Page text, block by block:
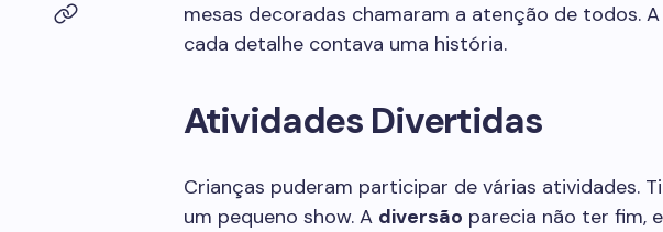
mesas decoradas chamaram a atenção de todos.
cada detalhe contava uma história.
Atividades Divertidas
Crianças puderam participar de várias atividades.
um pequeno show. A diversão parecia não ter fim,